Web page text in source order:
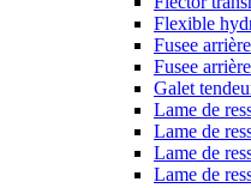
Flexible
Fusee
Fusee
Galet
Lame de
Lame de
Lame de
Lame de